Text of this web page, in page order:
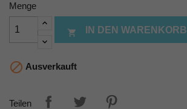
Menge
 IN DEN WARENKORB
 Ausverkauft
Teilen